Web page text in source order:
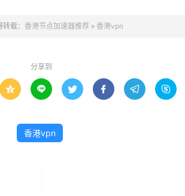
载： 香港节点加速器推荐 » 香港vpn
分享到
     
香港vpn